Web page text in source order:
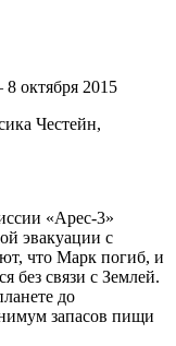
октября 2015
Честейн,
«Арес-3»
эвакуации с
что Марк погиб, и
без связи с Землей.
до
запасов пищи